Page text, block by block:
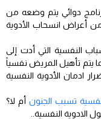
دوائي يتم وضعه من
أعراض انسحاب الأدوية
النفسية التي أدت إلى
يتم تأهيل المريض نفسياً
ادمان الأدوية النفسية
تسبب الجنون أم لا؟
النفسية..